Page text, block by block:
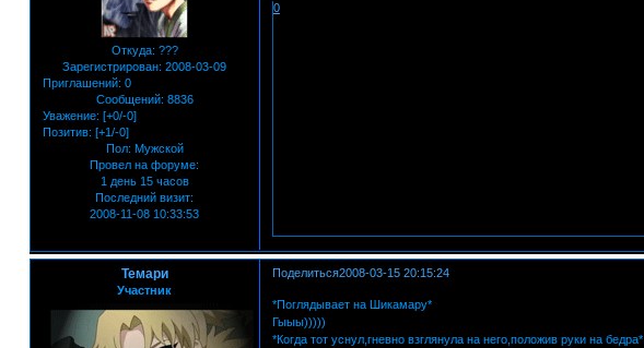
Откуда: ???
Зарегистрирован: 2008-03-09
Приглашений: 0
Сообщений: 8836
Уважение: [+0/-0]
Позитив: [+1/-0]
Пол: Мужской
Провел на форуме:
1 день 15 часов
Последний визит:
2008-11-08 10:33:53
0
Поделиться2008-03-15 20:15:24
Темари
Участник
*Поглядывает на Шикамару*
Гыыы)))))
*Когда тот уснул,гневно взглянула на него,положив руки на бедра*